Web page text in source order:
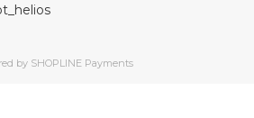
by SHOPLINE Payments